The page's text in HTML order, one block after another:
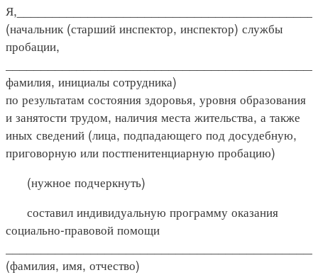
(начальник (старший инспектор, инспектор) службы
пробации,
фамилия, инициалы сотрудника)
по результатам состояния здоровья, уровня образования
и занятости трудом, наличия места жительства, а также
иных сведений (лица, подпадающего под досудебную,
приговорную или постпенитенциарную пробацию)
(нужное подчеркнуть)
составил индивидуальную программу оказания
социально-правовой помощи
(фамилия, имя, отчество)